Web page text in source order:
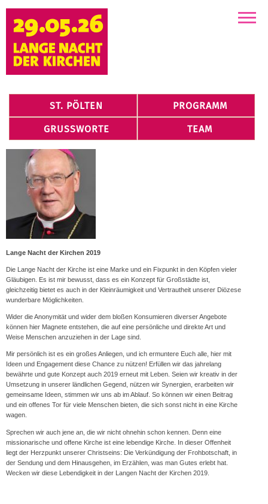
Kirchen
ST. PÖLTEN PROGRAMM
GRUSSWORTE TEAM
Lange Nacht der Kirchen 2019
Die Lange Nacht der Kirche ist eine Marke und ein Fixpunkt in den Köpfen vieler
Gläubigen. Es ist mir bewusst, dass es ein Konzept für Großstädte ist,
gleichzeitig bietet es auch in der Kleinräumigkeit und Vertrautheit unserer Diözese
wunderbare Möglichkeiten.
Wider die Anonymität und wider dem bloßen Konsumieren diverser Angebote
können hier Magnete entstehen, die auf eine persönliche und direkte Art und
Weise Menschen anzuziehen in der Lage sind.
Mir persönlich ist es ein großes Anliegen, und ich ermuntere Euch alle, hier mit
Ideen und Engagement diese Chance zu nützen! Erfüllen wir das jahrelang
bewährte und gute Konzept auch 2019 erneut mit Leben. Seien wir kreativ in der
Umsetzung in unserer ländlichen Gegend, nützen wir Synergien, erarbeiten wir
gemeinsame Ideen, stimmen wir uns ab im Ablauf. So können wir einen Beitrag
und ein offenes Tor für viele Menschen bieten, die sich sonst nicht in eine Kirche
wagen.
Sprechen wir auch jene an, die wir nicht ohnehin schon kennen. Denn eine
missionarische und offene Kirche ist eine lebendige Kirche. In dieser Offenheit
liegt der Herzpunkt unserer Christseins: Die Verkündigung der Frohbotschaft, in
der Sendung und dem Hinausgehen, im Erzählen, was man Gutes erlebt hat.
Wecken wir diese Lebendigkeit in der Langen Nacht der Kirchen 2019.